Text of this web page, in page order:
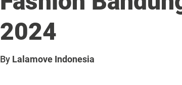
2024
By Lalamove Indonesia